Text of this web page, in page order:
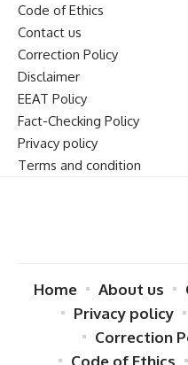
Code of Ethics
Contact us
Correction Policy
Disclaimer
EEAT Policy
Fact-Checking Policy
Privacy policy
Terms and condition
Home About us
Privacy policy
Correction
Code of Ethics